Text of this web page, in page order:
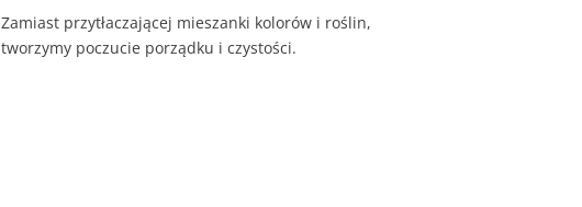
Zamiast przytłaczającej mieszanki kolorów i roślin,
tworzymy poczucie porządku i czystości.